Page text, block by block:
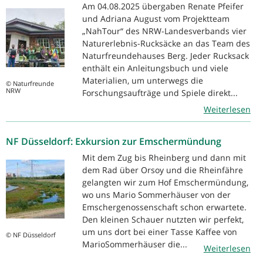
© Naturfreunde
NRW
Am 04.08.2025 übergaben Renate Pfeifer
und Adriana August vom Projektteam
„NahTour“ des NRW-Landesverbands vier
Naturerlebnis-Rucksäcke an das Team des
Naturfreundehauses Berg. Jeder Rucksack
enthält ein Anleitungsbuch und viele
Materialien, um unterwegs die
Forschungsaufträge und Spiele direkt...
Weiterlesen
NF Düsseldorf: Exkursion zur Emschermündung
© NF Düsseldorf
Mit dem Zug bis Rheinberg und dann mit
dem Rad über Orsoy und die Rheinfähre
gelangten wir zum Hof Emschermündung,
wo uns Mario Sommerhäuser von der
Emschergenossenschaft schon erwartete.
Den kleinen Schauer nutzten wir perfekt,
um uns dort bei einer Tasse Kaffee von
MarioSommerhäuser die...
Weiterlesen